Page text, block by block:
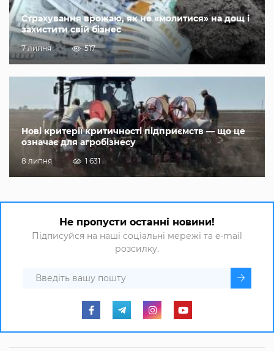
Страхування врожаю, як не «молитися» на дощ і
захистити свій бізнес
7 липня 517
Нові критерії критичності підприємств — що це
означає для агробізнесу
8 липня 1 631
Не пропусти останні новини!
Підписуйся на наші соціальні мережі та e-mail
розсилку.